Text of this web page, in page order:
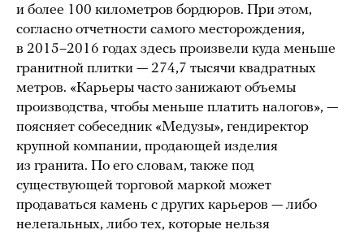
и более 100 километров бордюров. При этом,
согласно отчетности самого месторождения,
в 2015–2016 годах здесь произвели куда меньше
гранитной плитки — 274,7 тысячи квадратных
метров. «Карьеры часто занижают объемы
производства, чтобы меньше платить налогов», —
поясняет собеседник «Медузы», гендиректор
крупной компании, продающей изделия
из гранита. По его словам, также под
существующей торговой маркой может
продаваться камень с других карьеров — либо
нелегальных, либо тех, которые нельзя